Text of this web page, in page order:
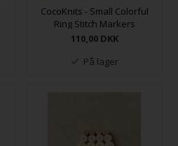
CocoKnits - Small Colorful
Ring Stitch Markers
110,00 DKK
På lager